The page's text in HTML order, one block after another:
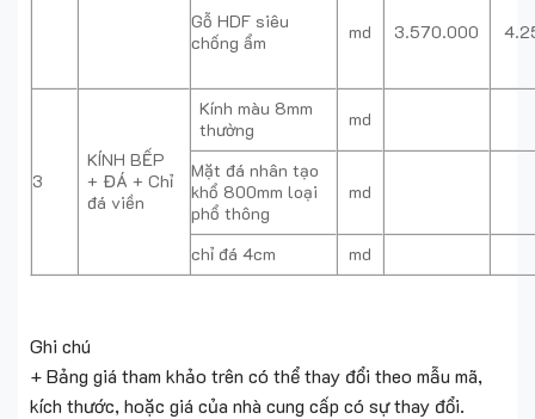
Gỗ HDF siêu
chống ẩm
md 3.570.000
3
KÍNH BẾP
+ ĐÁ + Chỉ
đá viền
Kính màu 8mm
thường
md
Mặt đá nhân tạo
khổ 800mm loại
phổ thông
md
chỉ đá 4cm md
Ghi chú
+ Bảng giá tham khảo trên có thể thay đổi theo mẫu mã,
kích thước, hoặc giá của nhà cung cấp có sự thay đổi.